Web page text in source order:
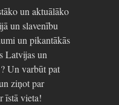
un aktuālāko
un slavenību
un pikantākās
Latvijas un
Un varbūt pat
ziņot par
īstā vieta!